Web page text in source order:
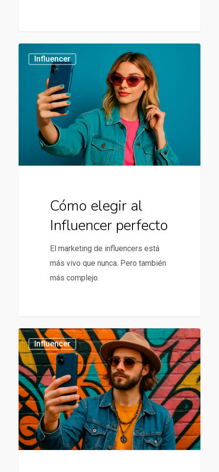
elegir
Influencer
perfecto
Influencer
Cómo elegir al
Influencer perfecto
El marketing de influencers está
más vivo que nunca. Pero también
más complejo.
434
Tendencias
en
influencer
Influencer 435